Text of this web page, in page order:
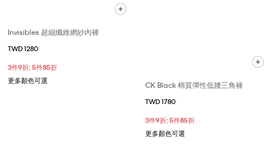
Invisibles 超細纖維網紗內褲
TWD 1280
3件9折; 5件85折
更多顏色可選
CK Black 棉質彈性低腰三角褲
TWD 1780
3件9折; 5件85折
更多顏色可選